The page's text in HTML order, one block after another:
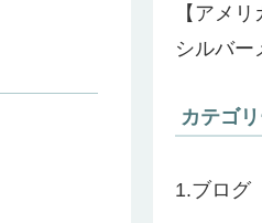
【アメ
シルバー
カテゴ
1.ブログ